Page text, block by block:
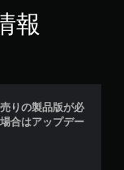
報
りの製品版が必
合はアップデー